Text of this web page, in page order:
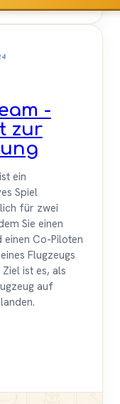
-
zur
ein
Spiel
für zwei
Sie einen
einen Co-Piloten
Flugzeugs
ist es, als
auf